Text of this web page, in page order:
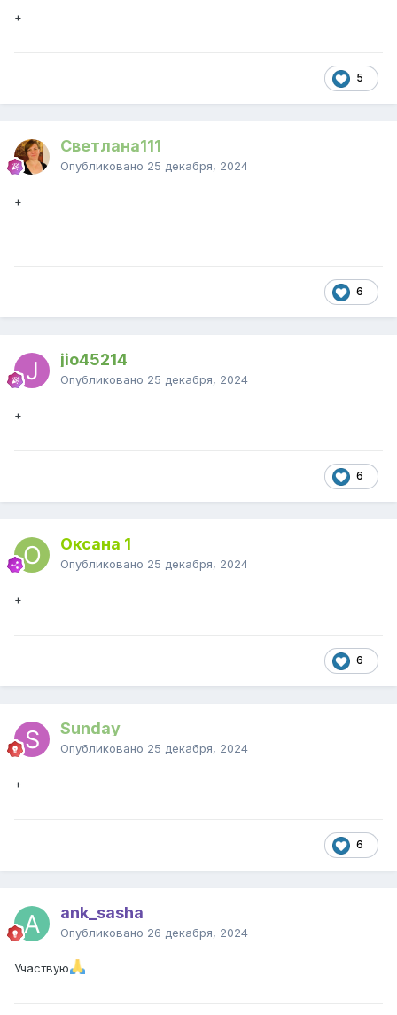
+
5
Светлана111
Опубликовано 25 декабря, 2024
+
6
jio45214
Опубликовано 25 декабря, 2024
+
6
Оксана 1
Опубликовано 25 декабря, 2024
+
6
Sunday
Опубликовано 25 декабря, 2024
+
6
ank_sasha
Опубликовано 26 декабря, 2024
Участвую